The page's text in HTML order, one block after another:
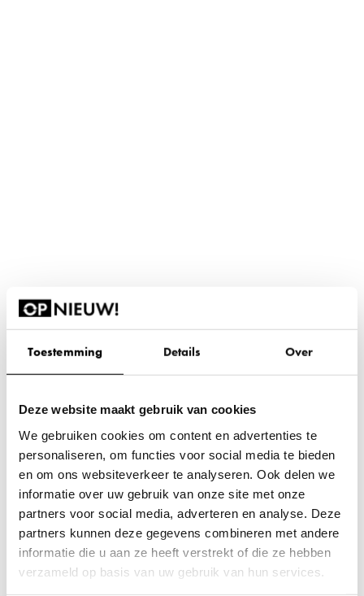
Toestemming Details Over
Deze website maakt gebruik van cookies
We gebruiken cookies om content en advertenties te
personaliseren, om functies voor social media te bieden
en om ons websiteverkeer te analyseren. Ook delen we
informatie over uw gebruik van onze site met onze
partners voor social media, adverteren en analyse. Deze
partners kunnen deze gegevens combineren met andere
informatie die u aan ze heeft verstrekt of die ze hebben
verzameld op basis van uw gebruik van hun services.